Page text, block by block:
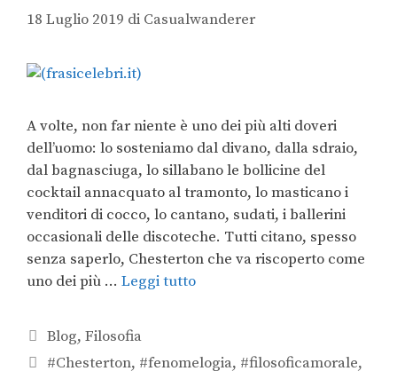
18 Luglio 2019 di Casualwanderer
A volte, non far niente è uno dei più alti doveri
dell’uomo: lo sosteniamo dal divano, dalla sdraio,
dal bagnasciuga, lo sillabano le bollicine del
cocktail annacquato al tramonto, lo masticano i
venditori di cocco, lo cantano, sudati, i ballerini
occasionali delle discoteche. Tutti citano, spesso
senza saperlo, Chesterton che va riscoperto come
uno dei più … Leggi tutto
Blog,Filosofia
#Chesterton, #fenomelogia, #filosoficamorale,